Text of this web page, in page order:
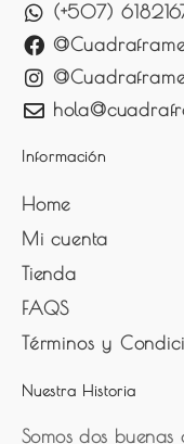
(+507)
Información
Home
Mi cuenta
Tienda
FAQS
Términos y
Nuestra Historia
Somos dos